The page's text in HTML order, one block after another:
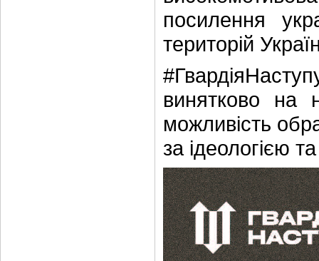
посилення
територій
винятково на
можливість
за ідеологією